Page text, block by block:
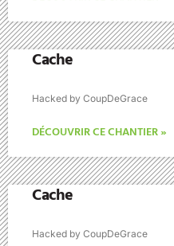
Cache
Hacked by CoupDeGrace
DÉCOUVRIR CE CHANTIER »
Cache
Hacked by CoupDeGrace